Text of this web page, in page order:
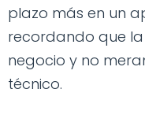
plazo más en un
recordando que
negocio y no
técnico.